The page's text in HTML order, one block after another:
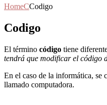
HomeCCodigo
Codigo
El término código tiene
tendrá que modificar el código
En el caso de la informática, se
llamado computadora.